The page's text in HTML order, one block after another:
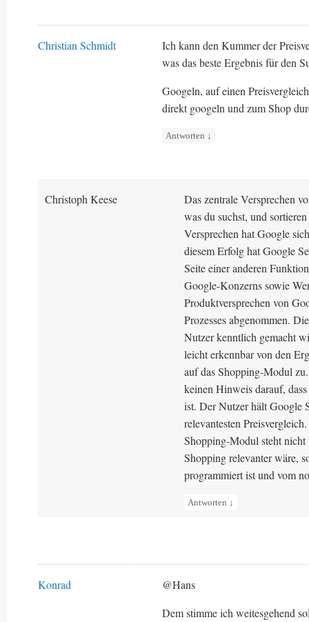
Christian Schmidt
Ich kann den Kummer der
was das beste Ergebnis für den
Googeln, auf einen
direkt googeln und zum Shop
Antworten ↓
Christoph Keese
Das zentrale Versprechen
was du suchst, und
Versprechen hat Google
diesem Erfolg hat Google
Seite einer anderen
Google-Konzerns sowie
Produktversprechen von
Prozesses abgenommen.
Nutzer kenntlich gemacht
leicht erkennbar von den
auf das Shopping-Modul
keinen Hinweis darauf,
ist. Der Nutzer hält Google
relevantesten
Shopping-Modul steht nicht
Shopping relevanter wäre,
programmiert ist und vom
Antworten ↓
Konrad
@Hans
Dem stimme ich weitesgehend